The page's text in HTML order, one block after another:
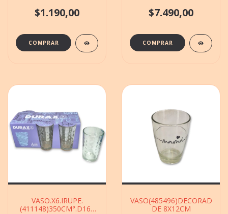
$1.190,00 $7.490,00
VASO.X6.IRUPE.
(411148)350CM°.D166
VASO(485496)DECORADO
DE 8X12CM